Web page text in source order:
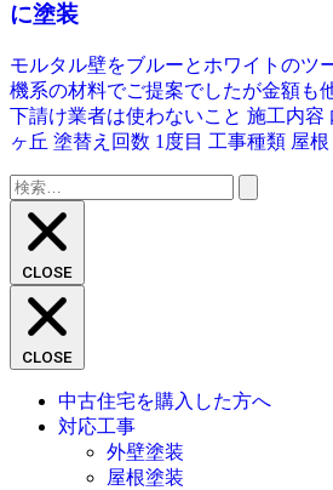
に塗装
モルタル壁をブルーとホワイトのツ
機系の材料でご提案でしたが金額も
下請け業者は使わないこと 施工内容
ヶ丘 塗替え回数 1度目 工事種類 屋
検
索:
CLOSE
CLOSE
中古住宅を購入した方へ
対応工事
外壁塗装
屋根塗装